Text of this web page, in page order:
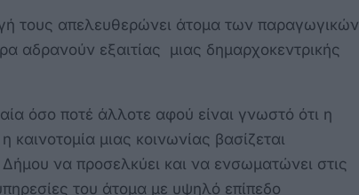
τους απελευθερώνει άτομα των παραγωγικών
αδρανούν εξαιτίας μιας δημαρχοκεντρικής
όσο ποτέ άλλοτε αφού είναι γνωστό ότι η
καινοτομία μιας κοινωνίας βασίζεται
να προσελκύει και να ενσωματώνει στις
του άτομα με υψηλό επίπεδο